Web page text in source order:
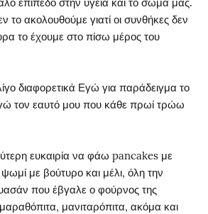
το ακολουθούμε γιατί οι συνθήκες δεν
το έχουμε στο πίσω μέρος του
διαφορετικά Εγώ για παράδειγμα το
τον εαυτό μου που κάθε πρωί τρώω
ευκαιρία να φάω pancakes με
με βούτυρο και μέλι, όλη την
που έβγαλε ο φούρνος της
μαραθόπιτα, μανιταρόπιτα, ακόμα και